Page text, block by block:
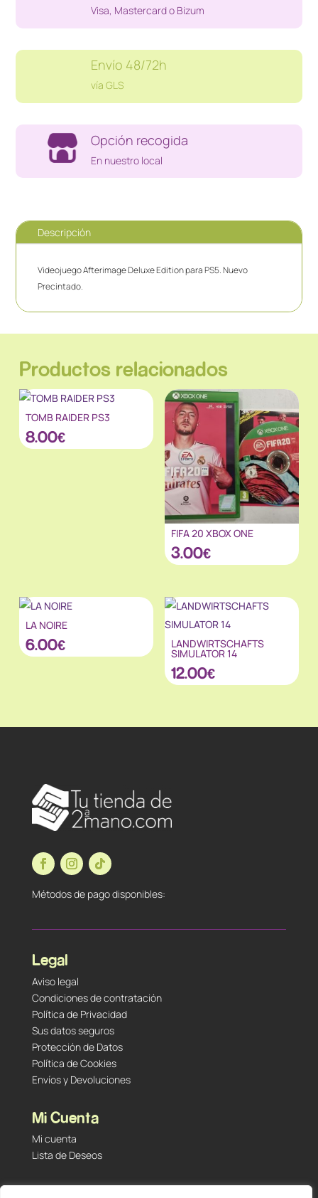
Visa, Mastercard o Bizum
Envío 48/72h
vía GLS
Opción recogida
En nuestro local
Descripción
Videojuego Afterimage Deluxe Edition para PS5. Nuevo
Precintado.
Productos relacionados
TOMB RAIDER PS3
8.00€
FIFA 20 XBOX ONE
3.00€
LA NOIRE
6.00€ LANDWIRTSCHAFTS
SIMULATOR 14
12.00€
Métodos de pago disponibles:
Legal
Aviso legal
Condiciones de contratación
Política de Privacidad
Sus datos seguros
Protección de Datos
Política de Cookies
Envíos y Devoluciones
Mi Cuenta
Mi cuenta
Lista de Deseos